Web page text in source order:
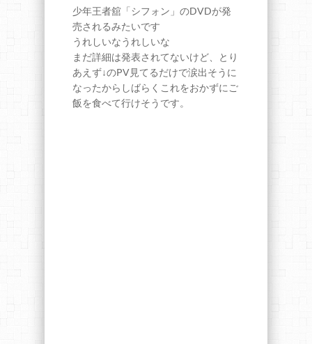
少年王者舘「シフォン」のDVDが発
売されるみたいです
うれしいなうれしいな
まだ詳細は発表されてないけど、とり
あえず↓のPV見てるだけで涙出そうに
なったからしばらくこれをおかずにご
飯を食べて行けそうです。